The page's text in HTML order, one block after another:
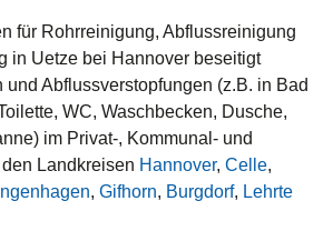
für Rohrreinigung, Abflussreinigung
in Uetze bei Hannover beseitigt
und Abflussverstopfungen (z.B. in Bad
WC, Waschbecken, Dusche,
im Privat-, Kommunal- und
Landkreisen Hannover, Celle,
, Gifhorn, Burgdorf, Lehrte